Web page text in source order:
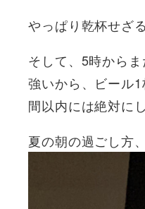
やっぱり乾杯せざ
そして、5時から
強いから、ビール
間以内には絶対に
夏の朝の過ごし方